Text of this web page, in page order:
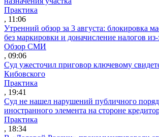
Практика
, 11:06
Утренний обзор за 3 августа: блокировка
без маркировки и доначисление налогов из-
Обзор СМИ
, 09:06
Суд ужесточил приговор ключевому
Кибовского
Практика
, 19:41
Суд не нашел нарушений публичного
иностранного элемента на стороне
Практика
, 18:34